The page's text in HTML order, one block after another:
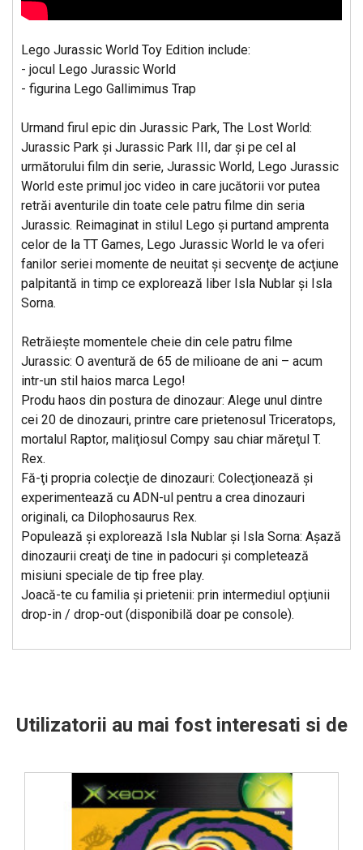
Lego Jurassic World Toy Edition include:
- jocul Lego Jurassic World
- figurina Lego Gallimimus Trap
Urmand firul epic din Jurassic Park, The Lost World:
Jurassic Park şi Jurassic Park III, dar şi pe cel al
următorului film din serie, Jurassic World, Lego Jurassic
World este primul joc video in care jucătorii vor putea
retrăi aventurile din toate cele patru filme din seria
Jurassic. Reimaginat in stilul Lego şi purtand amprenta
celor de la TT Games, Lego Jurassic World le va oferi
fanilor seriei momente de neuitat şi secvenţe de acţiune
palpitantă in timp ce explorează liber Isla Nublar şi Isla
Sorna.
Retrăieşte momentele cheie din cele patru filme
Jurassic: O aventură de 65 de milioane de ani – acum
intr-un stil haios marca Lego!
Produ haos din postura de dinozaur: Alege unul dintre
cei 20 de dinozauri, printre care prietenosul Triceratops,
mortalul Raptor, maliţiosul Compy sau chiar măreţul T.
Rex.
Fă-ţi propria colecţie de dinozauri: Colecţionează şi
experimentează cu ADN-ul pentru a crea dinozauri
originali, ca Dilophosaurus Rex.
Populează şi explorează Isla Nublar şi Isla Sorna: Aşază
dinozaurii creaţi de tine in padocuri şi completează
misiuni speciale de tip free play.
Joacă-te cu familia şi prietenii: prin intermediul opţiunii
drop-in / drop-out (disponibilă doar pe console).
Utilizatorii au mai fost interesati si de